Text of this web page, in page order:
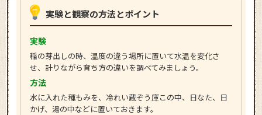
実験と観察の方法とポイント
実験
稲の芽出しの時、温度の違う場所に置いて水温を変化さ
せ、計りながら育ち方の違いを調べてみましょう。
方法
水に入れた種もみを、冷れい蔵ぞう庫この中、日なた、日
かげ、湯の中などに置いておきます。